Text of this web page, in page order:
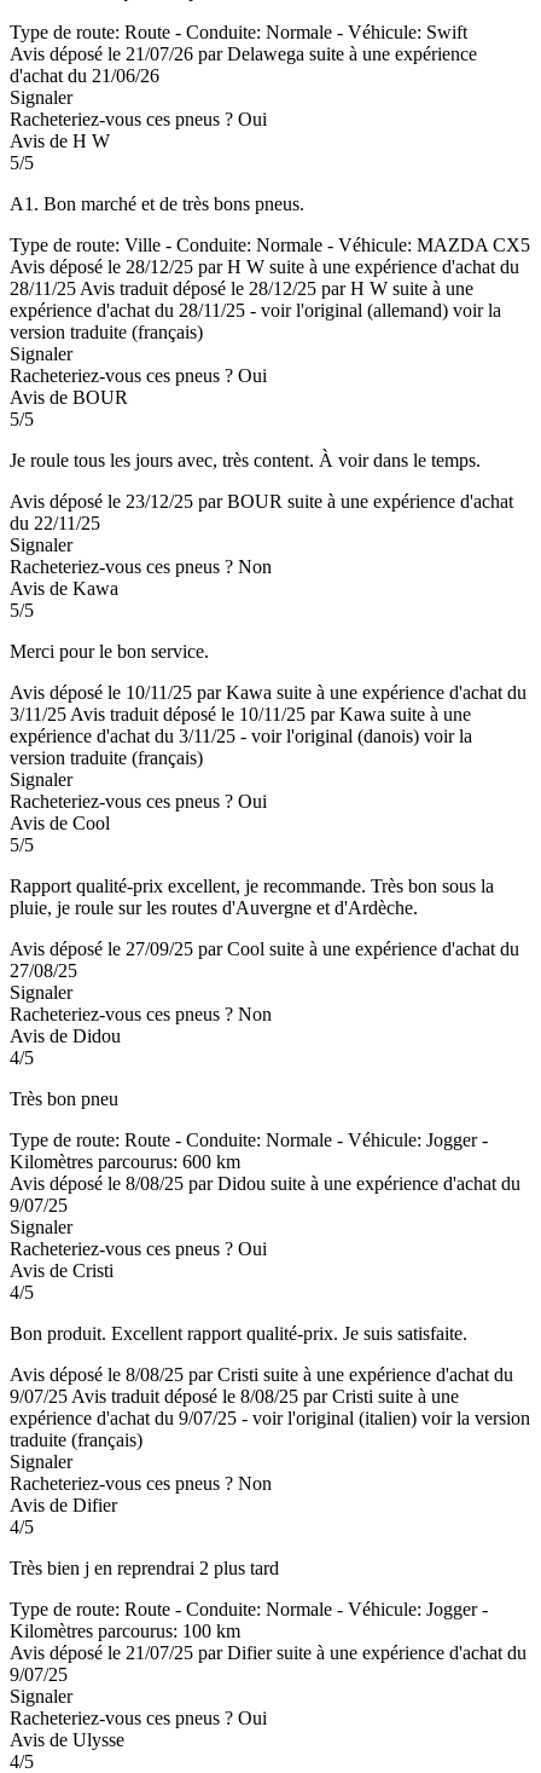
Type de route: Route - Conduite: Normale - Véhicule: Swift
Avis déposé le 21/07/26 par Delawega suite à une expérience
d'achat du 21/06/26
Signaler
Racheteriez-vous ces pneus ? Oui
Avis de H W
5/5
A1. Bon marché et de très bons pneus.
Type de route: Ville - Conduite: Normale - Véhicule: MAZDA CX5
Avis déposé le 28/12/25 par H W suite à une expérience d'achat du
28/11/25 Avis traduit déposé le 28/12/25 par H W suite à une
expérience d'achat du 28/11/25 - voir l'original (allemand) voir la
version traduite (français)
Signaler
Racheteriez-vous ces pneus ? Oui
Avis de BOUR
5/5
Je roule tous les jours avec, très content. À voir dans le temps.
Avis déposé le 23/12/25 par BOUR suite à une expérience d'achat
du 22/11/25
Signaler
Racheteriez-vous ces pneus ? Non
Avis de Kawa
5/5
Merci pour le bon service.
Avis déposé le 10/11/25 par Kawa suite à une expérience d'achat du
3/11/25 Avis traduit déposé le 10/11/25 par Kawa suite à une
expérience d'achat du 3/11/25 - voir l'original (danois) voir la
version traduite (français)
Signaler
Racheteriez-vous ces pneus ? Oui
Avis de Cool
5/5
Rapport qualité-prix excellent, je recommande. Très bon sous la
pluie, je roule sur les routes d'Auvergne et d'Ardèche.
Avis déposé le 27/09/25 par Cool suite à une expérience d'achat du
27/08/25
Signaler
Racheteriez-vous ces pneus ? Non
Avis de Didou
4/5
Très bon pneu
Type de route: Route - Conduite: Normale - Véhicule: Jogger -
Kilomètres parcourus: 600 km
Avis déposé le 8/08/25 par Didou suite à une expérience d'achat du
9/07/25
Signaler
Racheteriez-vous ces pneus ? Oui
Avis de Cristi
4/5
Bon produit. Excellent rapport qualité-prix. Je suis satisfaite.
Avis déposé le 8/08/25 par Cristi suite à une expérience d'achat du
9/07/25 Avis traduit déposé le 8/08/25 par Cristi suite à une
expérience d'achat du 9/07/25 - voir l'original (italien) voir la version
traduite (français)
Signaler
Racheteriez-vous ces pneus ? Non
Avis de Difier
4/5
Très bien j en reprendrai 2 plus tard
Type de route: Route - Conduite: Normale - Véhicule: Jogger -
Kilomètres parcourus: 100 km
Avis déposé le 21/07/25 par Difier suite à une expérience d'achat du
9/07/25
Signaler
Racheteriez-vous ces pneus ? Oui
Avis de Ulysse
4/5